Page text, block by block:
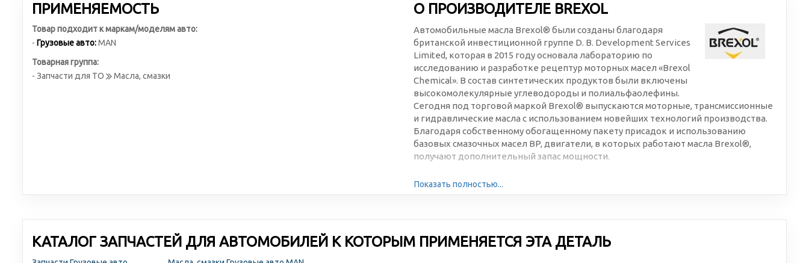
ПРИМЕНЯЕМОСТЬ
Товар подходит к маркам/моделям авто:
- Грузовые авто:MAN
Товарная группа:
- Запчасти для ТО
Масла, смазки
О ПРОИЗВОДИТЕЛЕ BREXOL
Автомобильные масла Brexol® были созданы благодаря
британской инвестиционной группе D. B. Development Services
Limited, которая в 2015 году основала лабораторию по
исследованию и разработке рецептур моторных масел «Brexol
Chemical». В состав синтетических продуктов были включены
высокомолекулярные углеводороды и полиальфаолефины.
Сегодня под торговой маркой Brexol® выпускаются моторные, трансмиссионные
и гидравлические масла с использованием новейших технологий производства.
Благодаря собственному обогащенному пакету присадок и использованию
базовых смазочных масел BP, двигатели, в которых работают масла Brexol®,
получают дополнительный запас мощности.
Показать полностью...
КАТАЛОГ ЗАПЧАСТЕЙ ДЛЯ АВТОМОБИЛЕЙ К КОТОРЫМ ПРИМЕНЯЕТСЯ ЭТА ДЕТАЛЬ